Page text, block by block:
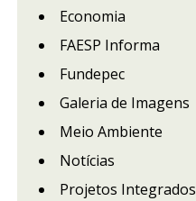
Economia
FAESP Informa
Fundepec
Galeria de Imagens
Meio Ambiente
Notícias
Projetos Integrados